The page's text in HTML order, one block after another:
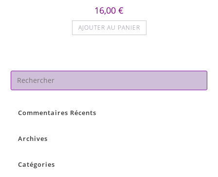
16,00 €
AJOUTER AU PANIER
Commentaires Récents
Archives
Catégories